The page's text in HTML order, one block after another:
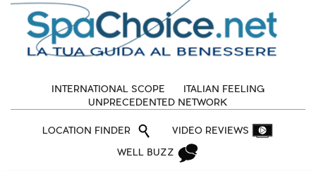
INTERNATIONAL SCOPE
ITALIAN FEELING
UNPRECEDENTED NETWORK
LOCATION FINDER VIDEO REVIEWS
WELL BUZZ